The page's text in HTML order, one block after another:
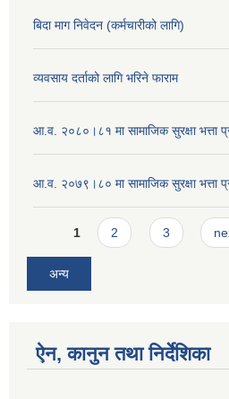
बिदा माग निवेदन (कर्मचारीको लागि)
व्यवसाय दर्ताको लागि भरिने फाराम
आ.व. २०८०।८१ मा सामाजिक सुरक्षा भत्ता
आ.व. २०७९।८० मा सामाजिक सुरक्षा भत्ता
Pages
1 2 3
अन्य
ऐन, कानुन तथा निर्देशिका